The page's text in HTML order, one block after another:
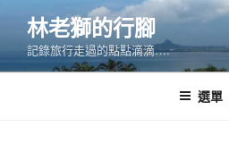
主
要
林老獅的行腳
記錄旅行走過的點點滴滴….
選單